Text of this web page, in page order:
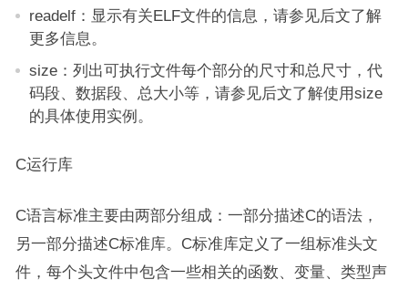
readelf：显示有关ELF文件的信息，请参见后文了解
更多信息。
size：列出可执行文件每个部分的尺寸和总尺寸，代
码段、数据段、总大小等，请参见后文了解使用size
的具体使用实例。
C运行库
C语言标准主要由两部分组成：一部分描述C的语法，
另一部分描述C标准库。C标准库定义了一组标准头文
件，每个头文件中包含一些相关的函数、变量、类型声